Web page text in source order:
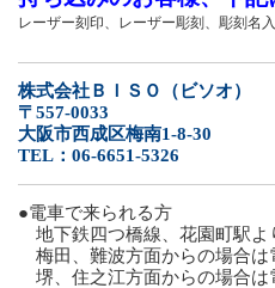
レーザー刻印、レーザー彫刻、彫刻名
株式会社ＢＩＳＯ（ビソオ）
〒557-0033
大阪市西成区梅南1-8-30
TEL：06-6651-5326
●電車で来られる方
地下鉄四つ橋線、花園町駅よ
梅田、難波方面からの場合は
堺、住之江方面からの場合は